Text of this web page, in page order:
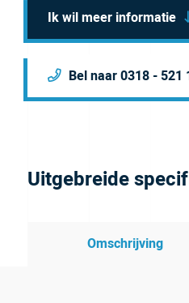
Ik wil meer informatie
Bel naar 0318 - 521
Uitgebreide
Omschrijving